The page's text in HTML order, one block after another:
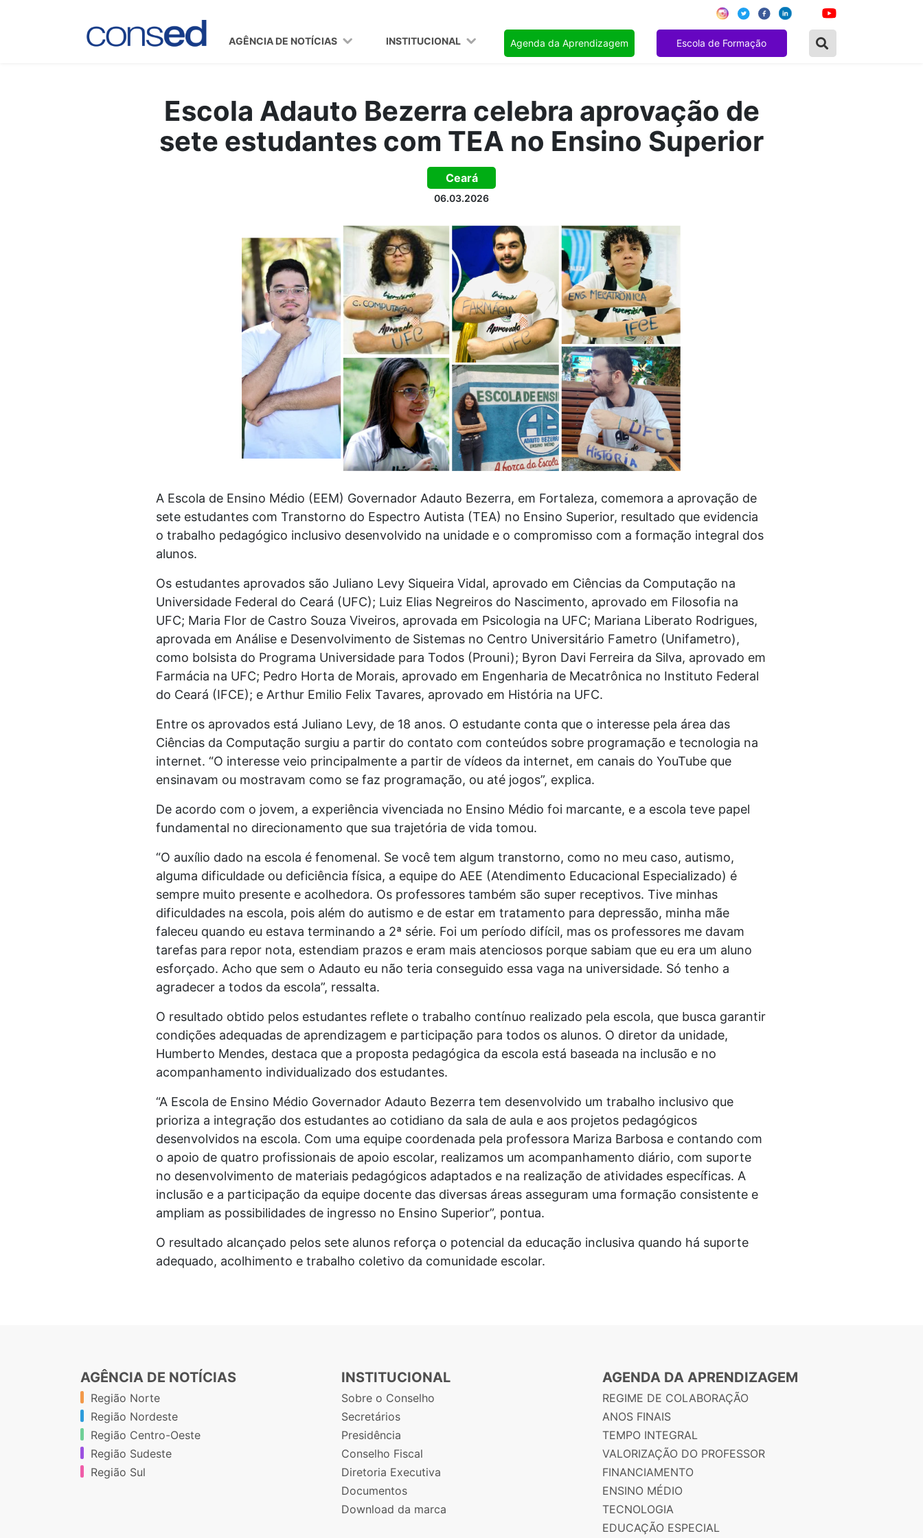
AGÊNCIA DE NOTÍCIAS INSTITUCIONAL Agenda da Aprendizagem Escola de Formação
Escola Adauto Bezerra celebra aprovação de
sete estudantes com TEA no Ensino Superior
Ceará
06.03.2026
A Escola de Ensino Médio (EEM) Governador Adauto Bezerra, em Fortaleza, comemora a aprovação de
sete estudantes com Transtorno do Espectro Autista (TEA) no Ensino Superior, resultado que evidencia
o trabalho pedagógico inclusivo desenvolvido na unidade e o compromisso com a formação integral dos
alunos.
Os estudantes aprovados são Juliano Levy Siqueira Vidal, aprovado em Ciências da Computação na
Universidade Federal do Ceará (UFC); Luiz Elias Negreiros do Nascimento, aprovado em Filosofia na
UFC; Maria Flor de Castro Souza Viveiros, aprovada em Psicologia na UFC; Mariana Liberato Rodrigues,
aprovada em Análise e Desenvolvimento de Sistemas no Centro Universitário Fametro (Unifametro),
como bolsista do Programa Universidade para Todos (Prouni); Byron Davi Ferreira da Silva, aprovado em
Farmácia na UFC; Pedro Horta de Morais, aprovado em Engenharia de Mecatrônica no Instituto Federal
do Ceará (IFCE); e Arthur Emilio Felix Tavares, aprovado em História na UFC.
Entre os aprovados está Juliano Levy, de 18 anos. O estudante conta que o interesse pela área das
Ciências da Computação surgiu a partir do contato com conteúdos sobre programação e tecnologia na
internet. “O interesse veio principalmente a partir de vídeos da internet, em canais do YouTube que
ensinavam ou mostravam como se faz programação, ou até jogos”, explica.
De acordo com o jovem, a experiência vivenciada no Ensino Médio foi marcante, e a escola teve papel
fundamental no direcionamento que sua trajetória de vida tomou.
“O auxílio dado na escola é fenomenal. Se você tem algum transtorno, como no meu caso, autismo,
alguma dificuldade ou deficiência física, a equipe do AEE (Atendimento Educacional Especializado) é
sempre muito presente e acolhedora. Os professores também são super receptivos. Tive minhas
dificuldades na escola, pois além do autismo e de estar em tratamento para depressão, minha mãe
faleceu quando eu estava terminando a 2ª série. Foi um período difícil, mas os professores me davam
tarefas para repor nota, estendiam prazos e eram mais atenciosos porque sabiam que eu era um aluno
esforçado. Acho que sem o Adauto eu não teria conseguido essa vaga na universidade. Só tenho a
agradecer a todos da escola”, ressalta.
O resultado obtido pelos estudantes reflete o trabalho contínuo realizado pela escola, que busca garantir
condições adequadas de aprendizagem e participação para todos os alunos. O diretor da unidade,
Humberto Mendes, destaca que a proposta pedagógica da escola está baseada na inclusão e no
acompanhamento individualizado dos estudantes.
“A Escola de Ensino Médio Governador Adauto Bezerra tem desenvolvido um trabalho inclusivo que
prioriza a integração dos estudantes ao cotidiano da sala de aula e aos projetos pedagógicos
desenvolvidos na escola. Com uma equipe coordenada pela professora Mariza Barbosa e contando com
o apoio de quatro profissionais de apoio escolar, realizamos um acompanhamento diário, com suporte
no desenvolvimento de materiais pedagógicos adaptados e na realização de atividades específicas. A
inclusão e a participação da equipe docente das diversas áreas asseguram uma formação consistente e
ampliam as possibilidades de ingresso no Ensino Superior”, pontua.
O resultado alcançado pelos sete alunos reforça o potencial da educação inclusiva quando há suporte
adequado, acolhimento e trabalho coletivo da comunidade escolar.
AGÊNCIA DE NOTÍCIAS
Região Norte
Região Nordeste
Região Centro-Oeste
Região Sudeste
Região Sul
INSTITUCIONAL
Sobre o Conselho
Secretários
Presidência
Conselho Fiscal
Diretoria Executiva
Documentos
Download da marca
AGENDA DA APRENDIZAGEM
REGIME DE COLABORAÇÃO
ANOS FINAIS
TEMPO INTEGRAL
VALORIZAÇÃO DO PROFESSOR
FINANCIAMENTO
ENSINO MÉDIO
TECNOLOGIA
EDUCAÇÃO ESPECIAL